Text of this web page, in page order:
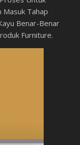
Masuk Tahap
Benar-Benar
Furniture.